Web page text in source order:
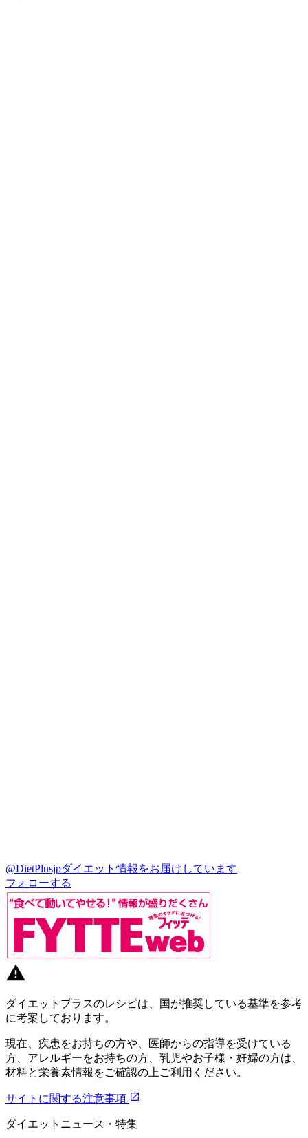
@DietPlusjpダイエット情報をお届けしています
フォローする
ダイエットプラスのレシピは、国が推奨している基準を参考
に考案しております。
現在、疾患をお持ちの方や、医師からの指導を受けている
方、アレルギーをお持ちの方、乳児やお子様・妊婦の方は、
材料と栄養素情報をご確認の上ご利用ください。
サイトに関する注意事項
ダイエットニュース・特集